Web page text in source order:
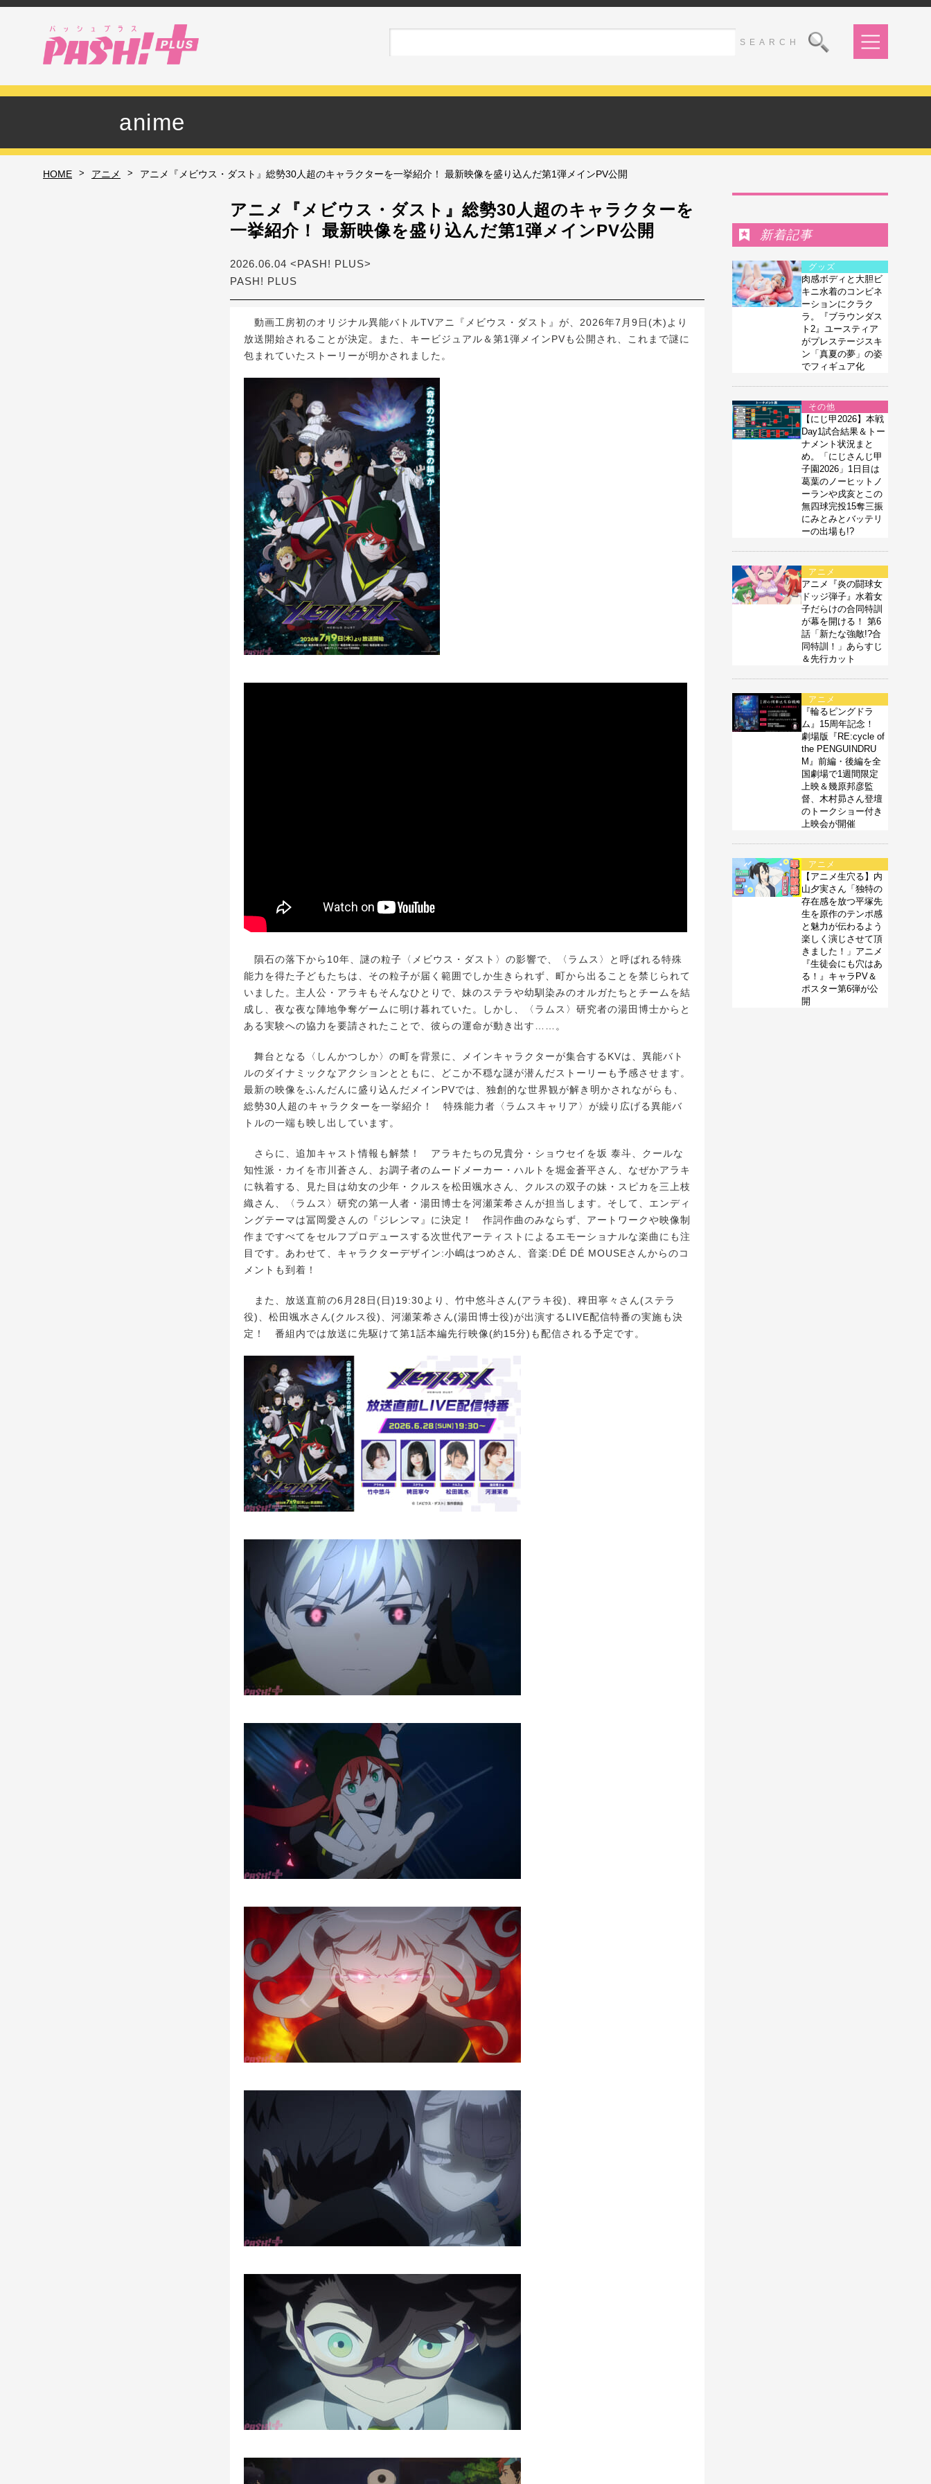
anime
HOME > アニメ > アニメ『メビウス・ダスト』総勢30人超のキャラクターを一挙紹介！ 最新映像を盛り込んだ第1弾メインPV公開
アニメ『メビウス・ダスト』総勢30人超のキャラクターを
一挙紹介！ 最新映像を盛り込んだ第1弾メインPV公開
2026.06.04 <PASH! PLUS>
PASH! PLUS
動画工房初のオリジナル異能バトルTVアニ『メビウス・ダスト』が、2026年7月9日(木)より
放送開始されることが決定。また、キービジュアル＆第1弾メインPVも公開され、これまで謎に
包まれていたストーリーが明かされました。
隕石の落下から10年、謎の粒子〈メビウス・ダスト〉の影響で、〈ラムス〉と呼ばれる特殊
能力を得た子どもたちは、その粒子が届く範囲でしか生きられず、町から出ることを禁じられて
いました。主人公・アラキもそんなひとりで、妹のステラや幼馴染みのオルガたちとチームを結
成し、夜な夜な陣地争奪ゲームに明け暮れていた。しかし、〈ラムス〉研究者の湯田博士からと
ある実験への協力を要請されたことで、彼らの運命が動き出す……。
舞台となる〈しんかつしか〉の町を背景に、メインキャラクターが集合するKVは、異能バト
ルのダイナミックなアクションとともに、どこか不穏な謎が潜んだストーリーも予感させます。
最新の映像をふんだんに盛り込んだメインPVでは、独創的な世界観が解き明かされながらも、
総勢30人超のキャラクターを一挙紹介！ 特殊能力者〈ラムスキャリア〉が繰り広げる異能バ
トルの一端も映し出しています。
さらに、追加キャスト情報も解禁！ アラキたちの兄貴分・ショウセイを坂 泰斗、クールな
知性派・カイを市川蒼さん、お調子者のムードメーカー・ハルトを堀金蒼平さん、なぜかアラキ
に執着する、見た目は幼女の少年・クルスを松田颯水さん、クルスの双子の妹・スピカを三上枝
織さん、〈ラムス〉研究の第一人者・湯田博士を河瀬茉希さんが担当します。そして、エンディ
ングテーマは冨岡愛さんの『ジレンマ』に決定！ 作詞作曲のみならず、アートワークや映像制
作まですべてをセルフプロデュースする次世代アーティストによるエモーショナルな楽曲にも注
目です。あわせて、キャラクターデザイン:小嶋はつめさん、音楽:DÉ DÉ MOUSEさんからのコ
メントも到着！
また、放送直前の6月28日(日)19:30より、竹中悠斗さん(アラキ役)、稗田寧々さん(ステラ
役)、松田颯水さん(クルス役)、河瀬茉希さん(湯田博士役)が出演するLIVE配信特番の実施も決
定！ 番組内では放送に先駆けて第1話本編先行映像(約15分)も配信される予定です。
新着記事
グッズ
肉感ボディと大胆ビ
キニ水着のコンビネ
ーションにクラク
ラ。『ブラウンダス
ト2』ユースティア
がプレステージスキ
ン「真夏の夢」の姿
でフィギュア化
その他
【にじ甲2026】本戦
Day1試合結果＆トー
ナメント状況まと
め。「にじさんじ甲
子園2026」1日目は
葛葉のノーヒットノ
ーランや戌亥とこの
無四球完投15奪三振
にみとみとバッテリ
ーの出場も!?
アニメ
アニメ『炎の闘球女
ドッジ弾子』水着女
子だらけの合同特訓
が幕を開ける！ 第6
話「新たな強敵!?合
同特訓！」あらすじ
＆先行カット
アニメ
『輪るピングドラ
ム』15周年記念！
劇場版『RE:cycle of
the PENGUINDRU
M』前編・後編を全
国劇場で1週間限定
上映＆幾原邦彦監
督、木村昴さん登壇
のトークショー付き
上映会が開催
アニメ
【アニメ生穴る】内
山夕実さん「独特の
存在感を放つ平塚先
生を原作のテンポ感
と魅力が伝わるよう
楽しく演じさせて頂
きました！」アニメ
『生徒会にも穴はあ
る！』キャラPV＆
ポスター第6弾が公
開